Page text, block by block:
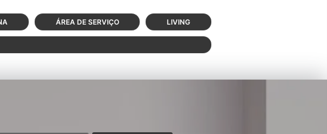
ÁREA DE SERVIÇO LIVING